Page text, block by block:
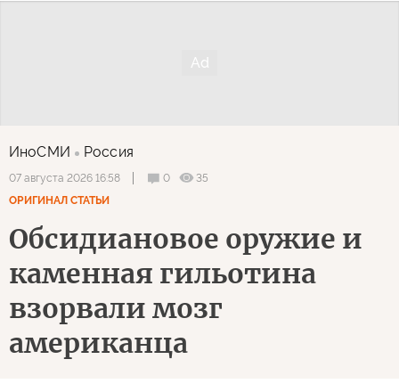
ИноСМИ Россия
07 августа 2026 16:58 0
35
ОРИГИНАЛ СТАТЬИ
Обсидиановое оружие и
каменная гильотина
взорвали мозг
американца